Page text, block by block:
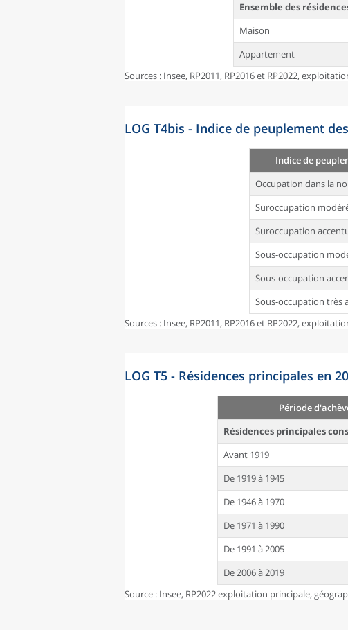
Ensemble des
Maison
Appartement
Sources : Insee, RP2011, RP2016 et RP2022,
LOG T4bis - Indice de peuplement
Indice de
Occupation dans la
Suroccupation
Suroccupation
Sous-occupation
Sous-occupation
Sous-occupation très
Sources : Insee, RP2011, RP2016 et RP2022,
LOG T5 - Résidences principales en
Période
Résidences principales
Avant 1919
De 1919 à 1945
De 1946 à 1970
De 1971 à 1990
De 1991 à 2005
De 2006 à 2019
Source : Insee, RP2022 exploitation principale,